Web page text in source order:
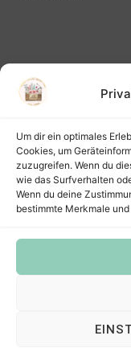
Um dir ein optimales
Cookies, um
zuzugreifen. Wenn du
wie das Surfverhalten
Wenn du deine
bestimmte Merkmale
Copyright ©
Digistamps und